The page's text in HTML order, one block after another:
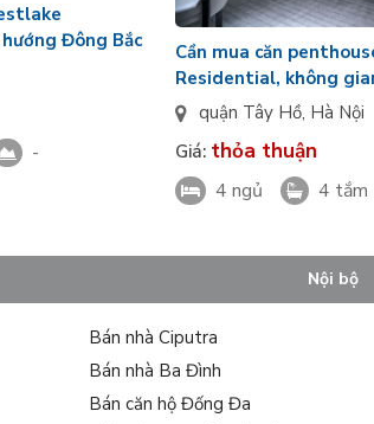
Đông Bắc
-
Cần mua căn
Residential, không
hướng Bắc
quận Tây Hồ, Hà Nội
Giá: thỏa thuận
4 ngủ 4 tắm
Nội bộ
Bán nhà Ciputra
Bán nhà Ba Đình
Bán căn hộ Đống Đa